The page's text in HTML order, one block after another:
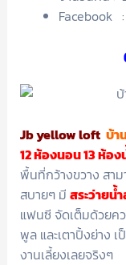
Facebook :
Jb yellow loft บ้า
12 ห้องนอน 13 ห้อง
พื้นที่กว้างขวาง สา
สบายๆ มี สระว่ายน้
แฟนซี จัดเต็มด้วยคว
พูล และเตาปิ้งย่าง
งานเลี้ยงเลยจริงๆ